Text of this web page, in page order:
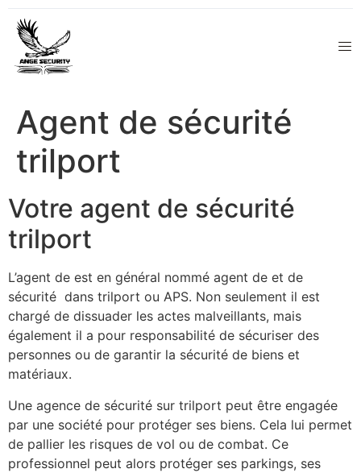
Agent de sécurité
trilport
Votre agent de sécurité
trilport
L’agent de est en général nommé agent de et de
sécurité dans trilport ou APS. Non seulement il est
chargé de dissuader les actes malveillants, mais
également il a pour responsabilité de sécuriser des
personnes ou de garantir la sécurité de biens et
matériaux.
Une agence de sécurité sur trilport peut être engagée
par une société pour protéger ses biens. Cela lui permet
de pallier les risques de vol ou de combat. Ce
professionnel peut alors protéger ses parkings, ses